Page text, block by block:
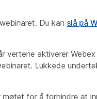
Du kan slå på
vertene aktiverer
Lukkede
for å forhindre at